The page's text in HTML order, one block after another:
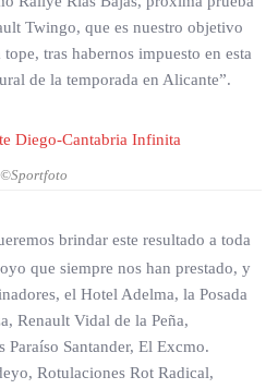
Twingo, que es nuestro objetivo
tras habernos impuesto en esta
de la temporada en Alicante”.
©Sportfoto
brindar este resultado a toda
que siempre nos han prestado, y
el Hotel Adelma, la Posada
Renault Vidal de la Peña,
Santander, El Excmo.
Rotulaciones Rot Radical,